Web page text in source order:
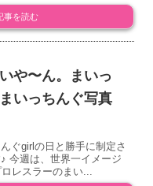
事を読む
や〜ん。まいっ
いっちんぐ写真
ぐgirlの日と勝手に制定さ
今週は、世界一イメージ
レスラーのまい...